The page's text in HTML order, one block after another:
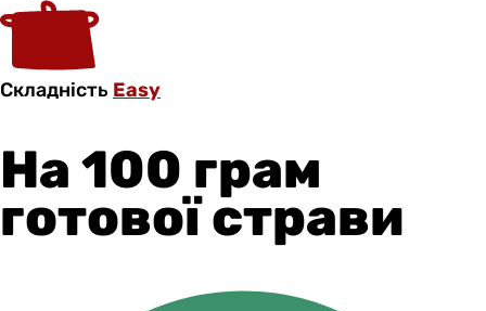
Складність Easy
На 100 грам
готової страви